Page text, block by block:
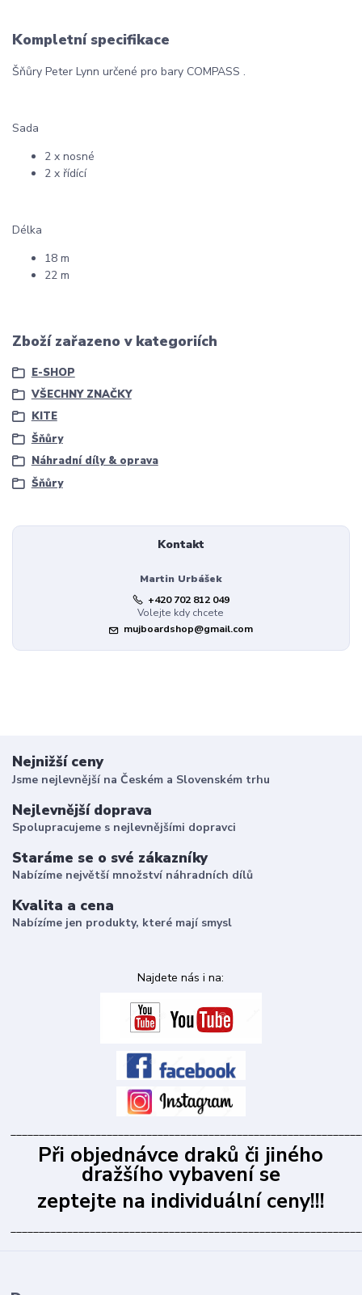
Kompletní specifikace
Šňůry Peter Lynn určené pro bary COMPASS .
Sada
2 x nosné
2 x řídící
Délka
18 m
22 m
Zboží zařazeno v kategoriích
E-SHOP
VŠECHNY ZNAČKY
KITE
Šňůry
Náhradní díly & oprava
Šňůry
Kontakt
Martin Urbášek
+420 702 812 049
Volejte kdy chcete
mujboardshop@gmail.com
Nejnižší ceny
Jsme nejlevnější na Českém a Slovenském trhu
Nejlevnější doprava
Spolupracujeme s nejlevnějšími dopravci
Staráme se o své zákazníky
Nabízíme největší množství náhradních dílů
Kvalita a cena
Nabízíme jen produkty, které mají smysl
Najdete nás i na:
Při objednávce draků či jiného
dražšího vybavení se
zeptejte na individuální ceny!!!